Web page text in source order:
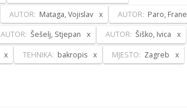
AUTOR: Mataga, Vojislav AUTOR: Paro, Frane
AUTOR: Šešelj, Stjepan AUTOR: Šiško, Ivica
TEHNIKA: bakropis MJESTO: Zagreb